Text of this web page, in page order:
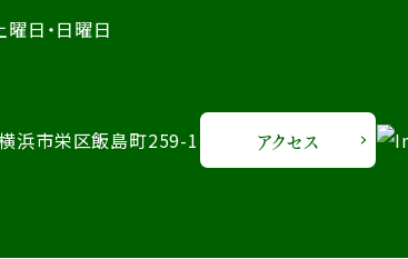
曜日・日曜日
浜市栄区飯島町259-1 アクセス